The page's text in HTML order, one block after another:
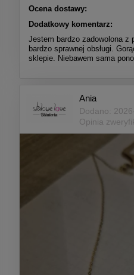
Ocena dostawy:
Dodatkowy komentarz:
Jestem bardzo zadowolona z
bardzo sprawnej obsługi.
sklepie. Niebawem sama
Ania
Dodano:
Opinia